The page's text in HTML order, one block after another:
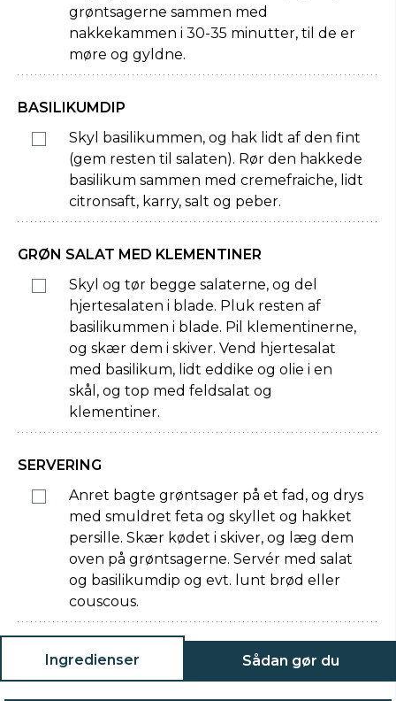
grøntsagerne sammen med
nakkekammen i 30-35 minutter, til de er
møre og gyldne.
BASILIKUMDIP
Skyl basilikummen, og hak lidt af den fint
(gem resten til salaten). Rør den hakkede
basilikum sammen med cremefraiche, lidt
citronsaft, karry, salt og peber.
GRØN SALAT MED KLEMENTINER
Skyl og tør begge salaterne, og del
hjertesalaten i blade. Pluk resten af
basilikummen i blade. Pil klementinerne,
og skær dem i skiver. Vend hjertesalat
med basilikum, lidt eddike og olie i en
skål, og top med feldsalat og
klementiner.
SERVERING
Anret bagte grøntsager på et fad, og drys
med smuldret feta og skyllet og hakket
persille. Skær kødet i skiver, og læg dem
oven på grøntsagerne. Servér med salat
og basilikumdip og evt. lunt brød eller
couscous.
Ingredienser Sådan gør du